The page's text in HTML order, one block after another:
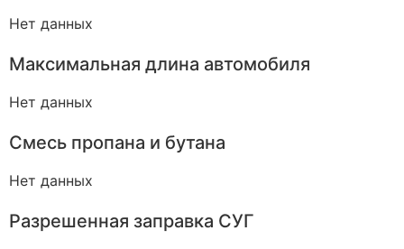
Нет данных
Максимальная длина автомобиля
Нет данных
Смесь пропана и бутана
Нет данных
Разрешенная заправка СУГ